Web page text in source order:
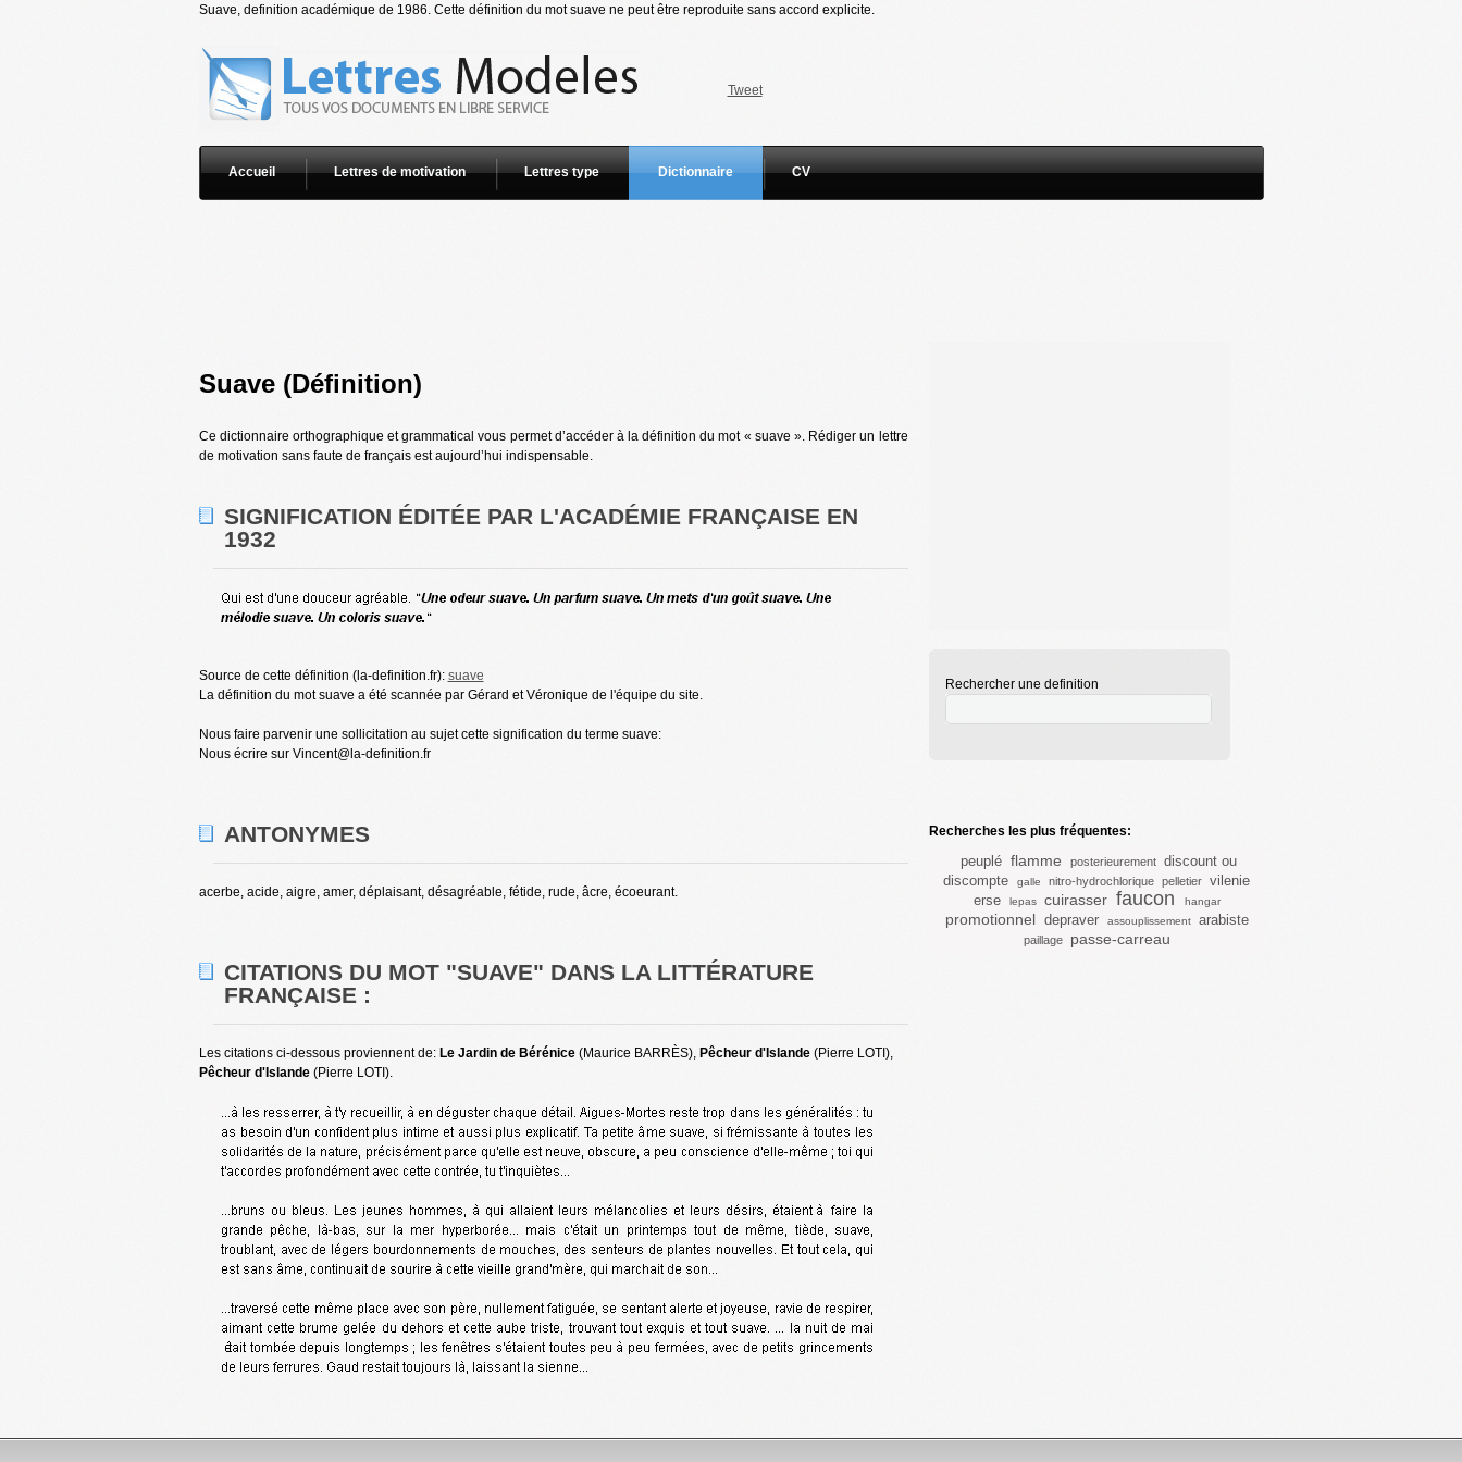
Suave, definition académique de 1986. Cette définition du mot suave ne peut être reproduite sans accord explicite.
Tweet
Accueil Lettres de motivation Lettres type Dictionnaire CV
Suave (Définition)
Ce dictionnaire orthographique et grammatical vous permet d’accéder à la définition du mot « suave ». Rédiger un lettre
de motivation sans faute de français est aujourd’hui indispensable.
SIGNIFICATION ÉDITÉE PAR L'ACADÉMIE FRANÇAISE EN
1932
Source de cette définition (la-definition.fr): suave
La définition du mot suave a été scannée par Gérard et Véronique de l'équipe du site.
Nous faire parvenir une sollicitation au sujet cette signification du terme suave:
Nous écrire sur Vincent@la-definition.fr
ANTONYMES
acerbe, acide, aigre, amer, déplaisant, désagréable, fétide, rude, âcre, écoeurant.
CITATIONS DU MOT "SUAVE" DANS LA LITTÉRATURE
FRANÇAISE :
Les citations ci-dessous proviennent de: Le Jardin de Bérénice(Maurice BARRÈS), Pêcheur d'Islande(Pierre LOTI),
Pêcheur d'Islande(Pierre LOTI).
Rechercher une definition
Recherches les plus fréquentes:
peuplé flamme posterieurement
discount ou
discompte
galle nitro-hydrochlorique pelletier
vilenie
erse
lepas cuirasser faucon hangar
promotionnel depraver assouplissement arabiste
paillage passe-carreau